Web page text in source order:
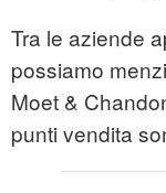
Tra le aziende
possiamo
Moet &
punti vendita